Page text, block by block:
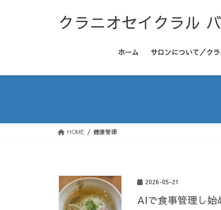
ス
ン
クラニオセイクラル
ホーム サロンについて／ク
HOME 健康管理
2026-05-21
AIで食事管理し始